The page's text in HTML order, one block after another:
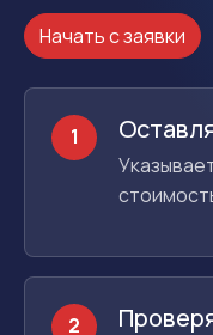
Начать с заявки
1
2